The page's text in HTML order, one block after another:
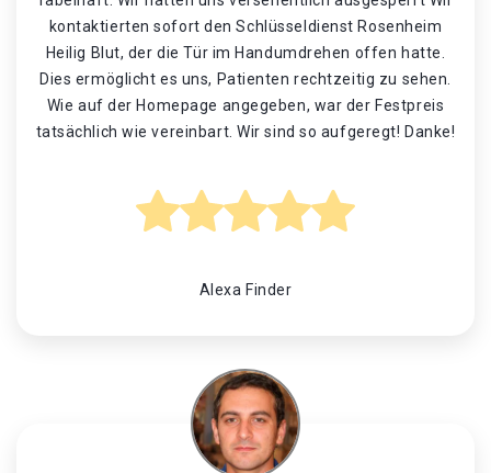
kontaktierten sofort den Schlüsseldienst Rosenheim
Heilig Blut, der die Tür im Handumdrehen offen hatte.
Dies ermöglicht es uns, Patienten rechtzeitig zu sehen.
Wie auf der Homepage angegeben, war der Festpreis
tatsächlich wie vereinbart. Wir sind so aufgeregt! Danke!
Alexa Finder